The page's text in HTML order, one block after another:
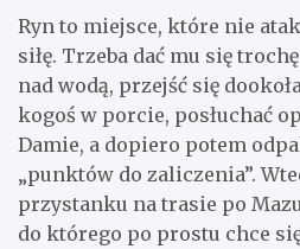
Ryn to miejsce, które nie
siłę. Trzeba dać mu się
nad wodą, przejść się
kogoś w porcie, posłuchać
Damie, a dopiero potem
„punktów do zaliczenia”.
przystanku na trasie po
do którego po prostu chce